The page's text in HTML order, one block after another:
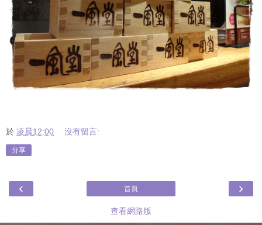
於 凌晨12:00 沒有留言:
分享
‹ ›
首頁
查看網路版